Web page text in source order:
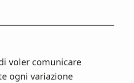
voler comunicare
ogni variazione